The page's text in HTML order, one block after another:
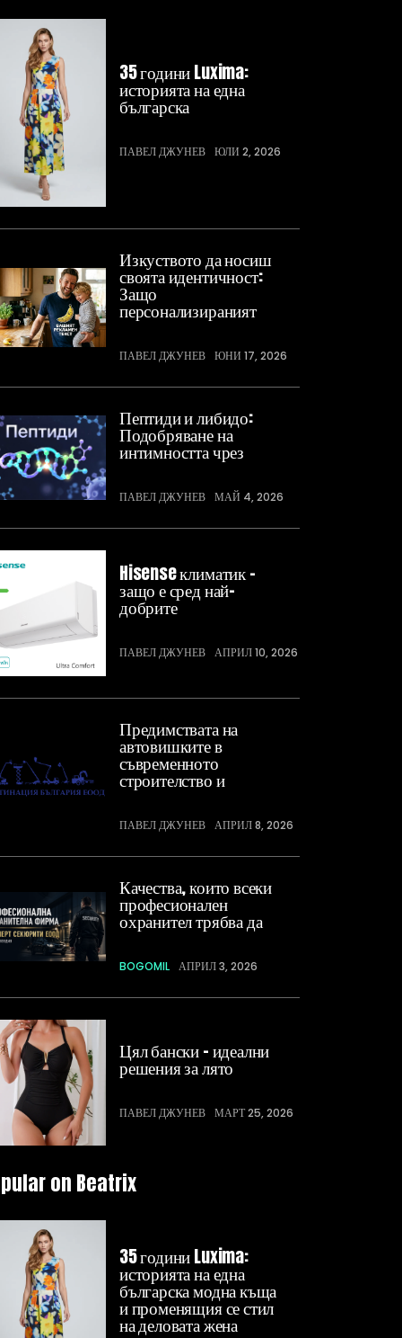
35 години Luxima:
историята на една
българска
ПАВЕЛ ДЖУНЕВ ЮЛИ 2, 2026
Изкуството да носиш
своята идентичност:
Защо
персонализираният
ПАВЕЛ ДЖУНЕВ ЮНИ 17, 2026
Пептиди и либидо:
Подобряване на
интимността чрез
ПАВЕЛ ДЖУНЕВ МАЙ 4, 2026
Hisense климатик –
защо е сред най-
добрите
ПАВЕЛ ДЖУНЕВ АПРИЛ 10, 2026
Предимствата на
автовишките в
съвременното
строителство и
ПАВЕЛ ДЖУНЕВ АПРИЛ 8, 2026
Качества, които всеки
професионален
охранител трябва да
BOGOMIL АПРИЛ 3, 2026
Цял бански – идеални
решения за лято
ПАВЕЛ ДЖУНЕВ МАРТ 25, 2026
on Beatrix
35 години Luxima:
историята на една
българска модна къща
и променящия се стил
на деловата жена